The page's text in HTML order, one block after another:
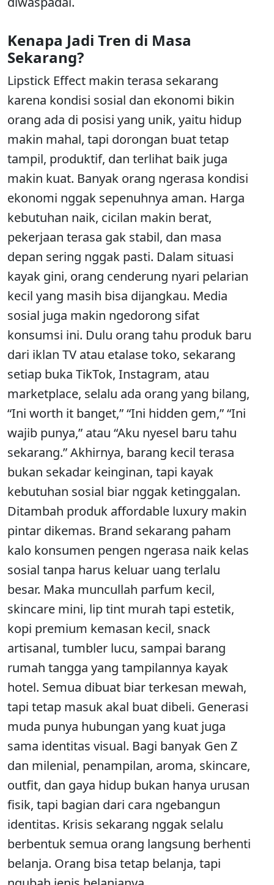
Kenapa Jadi Tren di Masa
Sekarang?
Lipstick Effect makin terasa sekarang
karena kondisi sosial dan ekonomi bikin
orang ada di posisi yang unik, yaitu hidup
makin mahal, tapi dorongan buat tetap
tampil, produktif, dan terlihat baik juga
makin kuat. Banyak orang ngerasa kondisi
ekonomi nggak sepenuhnya aman. Harga
kebutuhan naik, cicilan makin berat,
pekerjaan terasa gak stabil, dan masa
depan sering nggak pasti. Dalam situasi
kayak gini, orang cenderung nyari pelarian
kecil yang masih bisa dijangkau. Media
sosial juga makin ngedorong sifat
konsumsi ini. Dulu orang tahu produk baru
dari iklan TV atau etalase toko, sekarang
setiap buka TikTok, Instagram, atau
marketplace, selalu ada orang yang bilang,
“Ini worth it banget,” “Ini hidden gem,” “Ini
wajib punya,” atau “Aku nyesel baru tahu
sekarang.” Akhirnya, barang kecil terasa
bukan sekadar keinginan, tapi kayak
kebutuhan sosial biar nggak ketinggalan.
Ditambah produk affordable luxury makin
pintar dikemas. Brand sekarang paham
kalo konsumen pengen ngerasa naik kelas
sosial tanpa harus keluar uang terlalu
besar. Maka muncullah parfum kecil,
skincare mini, lip tint murah tapi estetik,
kopi premium kemasan kecil, snack
artisanal, tumbler lucu, sampai barang
rumah tangga yang tampilannya kayak
hotel. Semua dibuat biar terkesan mewah,
tapi tetap masuk akal buat dibeli. Generasi
muda punya hubungan yang kuat juga
sama identitas visual. Bagi banyak Gen Z
dan milenial, penampilan, aroma, skincare,
outfit, dan gaya hidup bukan hanya urusan
fisik, tapi bagian dari cara ngebangun
identitas. Krisis sekarang nggak selalu
berbentuk semua orang langsung berhenti
belanja. Orang bisa tetap belanja, tapi